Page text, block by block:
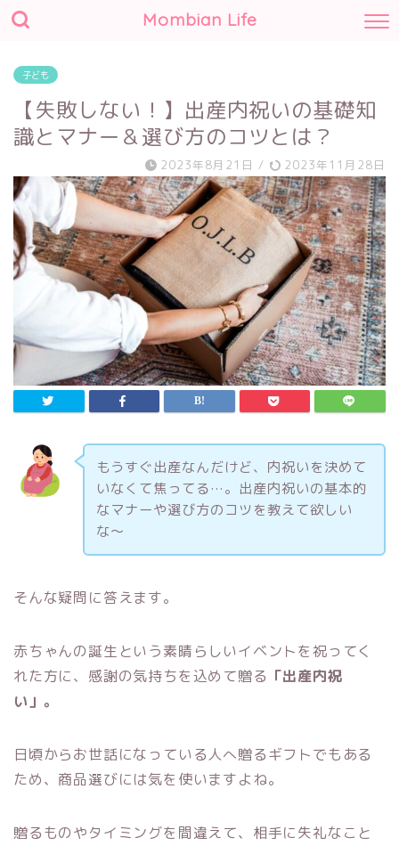
Mombian Life
子ども
【失敗しない！】出産内祝いの基礎知
識とマナー＆選び方のコツとは？
2023年8月21日 / 2023年11月28日
もうすぐ出産なんだけど、内祝いを決めて
いなくて焦ってる…。出産内祝いの基本的
なマナーや選び方のコツを教えて欲しい
な〜
そんな疑問に答えます。
赤ちゃんの誕生という素晴らしいイベントを祝ってく
れた方に、感謝の気持ちを込めて贈る 「出産内祝
い」。
日頃からお世話になっている人へ贈るギフトでもある
ため、商品選びには気を使いますよね。
贈るものやタイミングを間違えて、相手に失礼なこと